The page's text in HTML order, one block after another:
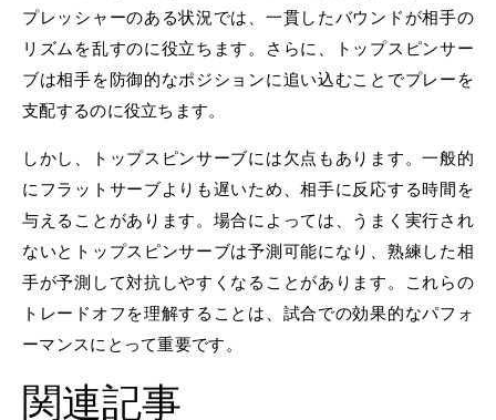
プレッシャーのある状況では、一貫したバウンドが相手の
リズムを乱すのに役立ちます。さらに、トップスピンサー
ブは相手を防御的なポジションに追い込むことでプレーを
支配するのに役立ちます。
しかし、トップスピンサーブには欠点もあります。一般的
にフラットサーブよりも遅いため、相手に反応する時間を
与えることがあります。場合によっては、うまく実行され
ないとトップスピンサーブは予測可能になり、熟練した相
手が予測して対抗しやすくなることがあります。これらの
トレードオフを理解することは、試合での効果的なパフォ
ーマンスにとって重要です。
関連記事